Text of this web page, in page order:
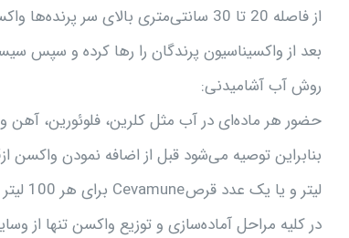
بعد از واکسیناسیون پرندگان را رها کرده و سپس
روش آب آشامیدنی:
حضور هر ماده‌ای در آب مثل کلرین، فلوئورین، آهن
لیتر و یا یک عدد قرصCevamune برای هر 100 لیتر آب استفاده گردد.
در کلیه مراحل آماده‌سازی و توزیع واکسن تنها از